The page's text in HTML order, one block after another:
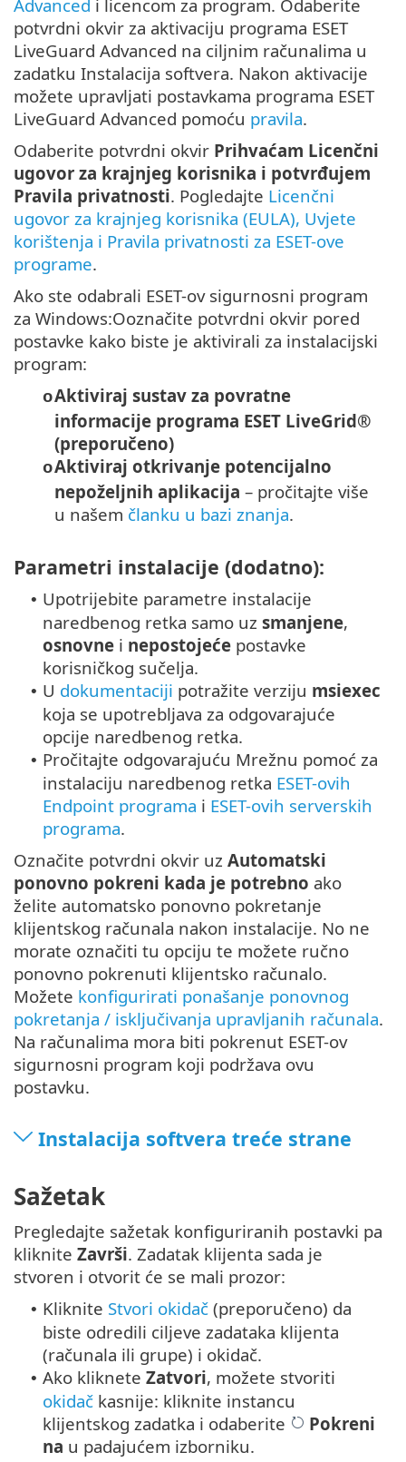
Advanced i licencom za program. Odaberite
potvrdni okvir za aktivaciju programa ESET
LiveGuard Advanced na ciljnim računalima u
zadatku Instalacija softvera. Nakon aktivacije
možete upravljati postavkama programa ESET
LiveGuard Advanced pomoću pravila.
Odaberite potvrdni okvir Prihvaćam Licenčni
ugovor za krajnjeg korisnika i potvrđujem
Pravila privatnosti. Pogledajte Licenčni
ugovor za krajnjeg korisnika (EULA), Uvjete
korištenja i Pravila privatnosti za ESET-ove
programe.
Ako ste odabrali ESET-ov sigurnosni program
za Windows:Ooznačite potvrdni okvir pored
postavke kako biste je aktivirali za instalacijski
program:
oAktiviraj sustav za povratne
informacije programa ESET LiveGrid®
(preporučeno)
oAktiviraj otkrivanje potencijalno
nepoželjnih aplikacija – pročitajte više
u našem članku u bazi znanja.
Parametri instalacije (dodatno):
• Upotrijebite parametre instalacije
naredbenog retka samo uz smanjene,
osnovne i nepostojeće postavke
korisničkog sučelja.
• U dokumentaciji potražite verziju msiexec
koja se upotrebljava za odgovarajuće
opcije naredbenog retka.
• Pročitajte odgovarajuću Mrežnu pomoć za
instalaciju naredbenog retka ESET-ovih
Endpoint programa i ESET-ovih serverskih
programa.
Označite potvrdni okvir uz Automatski
ponovno pokreni kada je potrebno ako
želite automatsko ponovno pokretanje
klijentskog računala nakon instalacije. No ne
morate označiti tu opciju te možete ručno
ponovno pokrenuti klijentsko računalo.
Možete konfigurirati ponašanje ponovnog
pokretanja / isključivanja upravljanih računala.
Na računalima mora biti pokrenut ESET-ov
sigurnosni program koji podržava ovu
postavku.
Instalacija softvera treće strane
Sažetak
Pregledajte sažetak konfiguriranih postavki pa
kliknite Završi. Zadatak klijenta sada je
stvoren i otvorit će se mali prozor:
• Kliknite Stvori okidač (preporučeno) da
biste odredili ciljeve zadataka klijenta
(računala ili grupe) i okidač.
• Ako kliknete Zatvori, možete stvoriti
okidač kasnije: kliknite instancu
klijentskog zadatka i odaberite
Pokreni
na u padajućem izborniku.